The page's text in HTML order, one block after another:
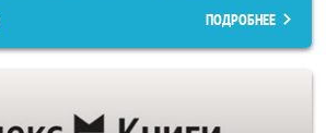
ПОДРОБНЕЕ